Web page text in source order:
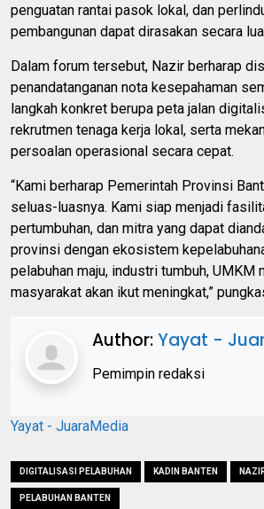
penguatan rantai pasok lokal, dan
pembangunan dapat dirasakan secara
Dalam forum tersebut, Nazir berharap
penandatanganan nota kesepahaman
langkah konkret berupa peta jalan
rekrutmen tenaga kerja lokal, serta
persoalan operasional secara cepat.
“Kami berharap Pemerintah Provinsi
seluas-luasnya. Kami siap menjadi
pertumbuhan, dan mitra yang dapat
provinsi dengan ekosistem
pelabuhan maju, industri tumbuh, UMKM
masyarakat akan ikut meningkat,”
Author:Yayat -
Pemimpin redaksi
Yayat - JuaraMedia
DIGITALISASI PELABUHAN KADIN BANTEN
PELABUHAN BANTEN